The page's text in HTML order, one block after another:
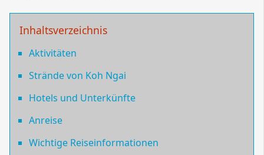
Inhaltsverzeichnis
Aktivitäten
Strände von Koh Ngai
Hotels und Unterkünfte
Anreise
Wichtige Reiseinformationen